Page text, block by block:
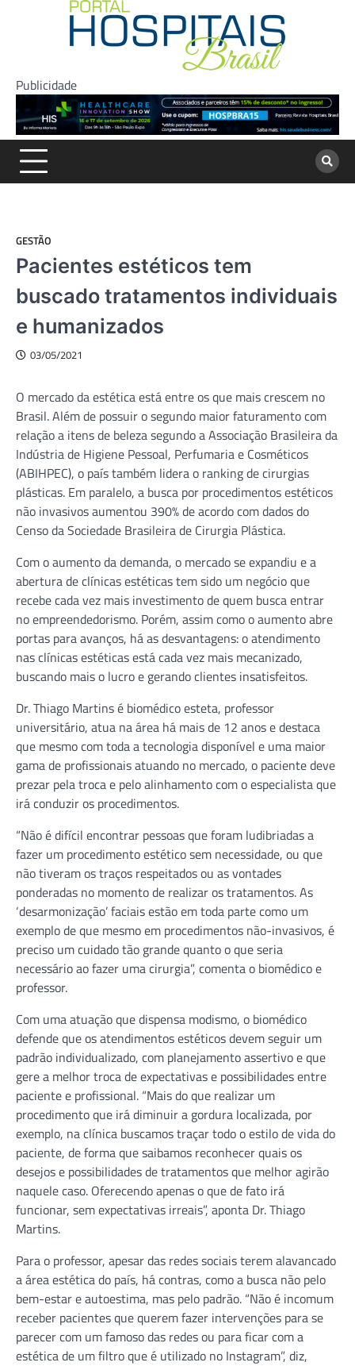
Publicidade
GESTÃO
Pacientes estéticos tem
buscado tratamentos individuais
e humanizados
03/05/2021
O mercado da estética está entre os que mais crescem no
Brasil. Além de possuir o segundo maior faturamento com
relação a itens de beleza segundo a Associação Brasileira da
Indústria de Higiene Pessoal, Perfumaria e Cosméticos
(ABIHPEC), o país também lidera o ranking de cirurgias
plásticas. Em paralelo, a busca por procedimentos estéticos
não invasivos aumentou 390% de acordo com dados do
Censo da Sociedade Brasileira de Cirurgia Plástica.
Com o aumento da demanda, o mercado se expandiu e a
abertura de clínicas estéticas tem sido um negócio que
recebe cada vez mais investimento de quem busca entrar
no empreendedorismo. Porém, assim como o aumento abre
portas para avanços, há as desvantagens: o atendimento
nas clínicas estéticas está cada vez mais mecanizado,
buscando mais o lucro e gerando clientes insatisfeitos.
Dr. Thiago Martins é biomédico esteta, professor
universitário, atua na área há mais de 12 anos e destaca
que mesmo com toda a tecnologia disponível e uma maior
gama de profissionais atuando no mercado, o paciente deve
prezar pela troca e pelo alinhamento com o especialista que
irá conduzir os procedimentos.
“Não é difícil encontrar pessoas que foram ludibriadas a
fazer um procedimento estético sem necessidade, ou que
não tiveram os traços respeitados ou as vontades
ponderadas no momento de realizar os tratamentos. As
‘desarmonização’ faciais estão em toda parte como um
exemplo de que mesmo em procedimentos não-invasivos, é
preciso um cuidado tão grande quanto o que seria
necessário ao fazer uma cirurgia”, comenta o biomédico e
professor.
Com uma atuação que dispensa modismo, o biomédico
defende que os atendimentos estéticos devem seguir um
padrão individualizado, com planejamento assertivo e que
gere a melhor troca de expectativas e possibilidades entre
paciente e profissional. “Mais do que realizar um
procedimento que irá diminuir a gordura localizada, por
exemplo, na clínica buscamos traçar todo o estilo de vida do
paciente, de forma que saibamos reconhecer quais os
desejos e possibilidades de tratamentos que melhor agirão
naquele caso. Oferecendo apenas o que de fato irá
funcionar, sem expectativas irreais”, aponta Dr. Thiago
Martins.
Para o professor, apesar das redes sociais terem alavancado
a área estética do país, há contras, como a busca não pelo
bem-estar e autoestima, mas pelo padrão. “Não é incomum
receber pacientes que querem fazer intervenções para se
parecer com um famoso das redes ou para ficar com a
estética de um filtro que é utilizado no Instagram”, diz,